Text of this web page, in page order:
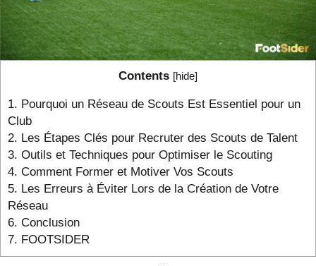
Contents [hide]
1. Pourquoi un Réseau de Scouts Est Essentiel pour un
Club
2. Les Étapes Clés pour Recruter des Scouts de Talent
3. Outils et Techniques pour Optimiser le Scouting
4. Comment Former et Motiver Vos Scouts
5. Les Erreurs à Éviter Lors de la Création de Votre
Réseau
6. Conclusion
7. FOOTSIDER